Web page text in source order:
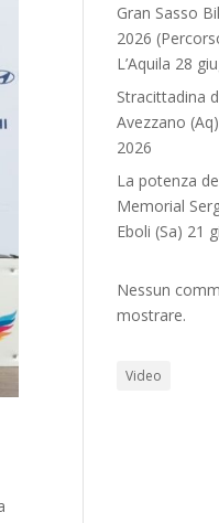
Gran Sasso
2026
L’Aquila 28
Stracittadina
Avezzano
2026
La potenza
Memorial
Eboli (Sa) 21
Nessun
mostrare.
Video